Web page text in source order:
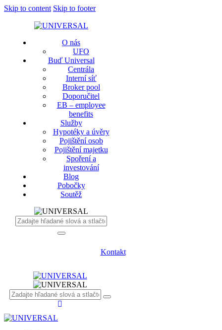
Skip to content Skip to footer
O nás
UFO
Buď Universal
Centrála
Interní síť
Broker pool
Doporučitel
EB – employee
benefits
Služby
Hypotéky a úvěry
Pojištění osob
Pojištění majetku
Spoření a
investování
Blog
Pobočky
Soutěž
Kontakt